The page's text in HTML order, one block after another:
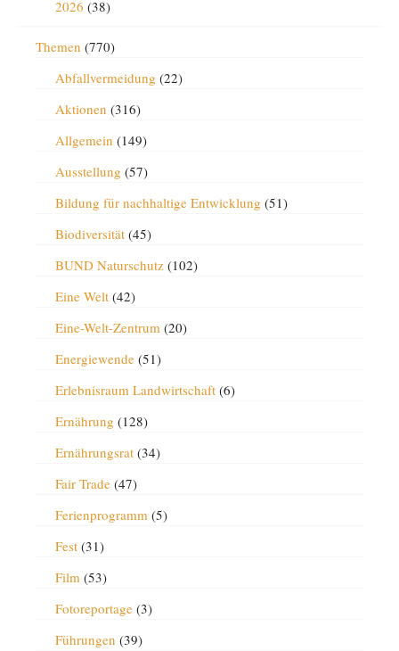
2026 (38)
Themen (770)
Abfallvermeidung (22)
Aktionen (316)
Allgemein (149)
Ausstellung (57)
Bildung für nachhaltige Entwicklung (51)
Biodiversität(45)
BUND Naturschutz(102)
Eine Welt(42)
Eine-Welt-Zentrum(20)
Energiewende(51)
Erlebnisraum Landwirtschaft(6)
Ernährung (128)
Ernährungsrat(34)
Fair Trade(47)
Ferienprogramm(5)
Fest(31)
Film(53)
Fotoreportage(3)
Führungen (39)